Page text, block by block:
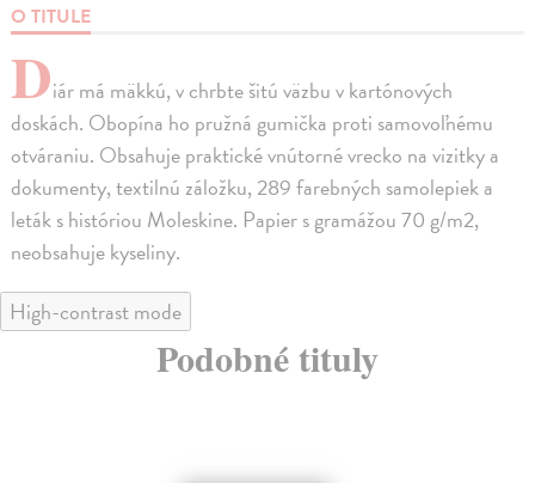
O TITULE
Diár má mäkkú, v chrbte šitú väzbu v kartónových
doskách. Obopína ho pružná gumička proti samovoľnému
otváraniu. Obsahuje praktické vnútorné vrecko na vizitky a
dokumenty, textilnú záložku, 289 farebných samolepiek a
leták s históriou Moleskine. Papier s gramážou 70 g/m2,
neobsahuje kyseliny.
High-contrast mode
Podobné tituly